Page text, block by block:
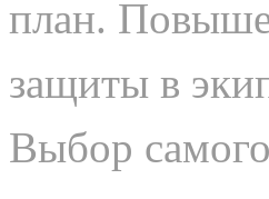
план.
защиты в
Выбор